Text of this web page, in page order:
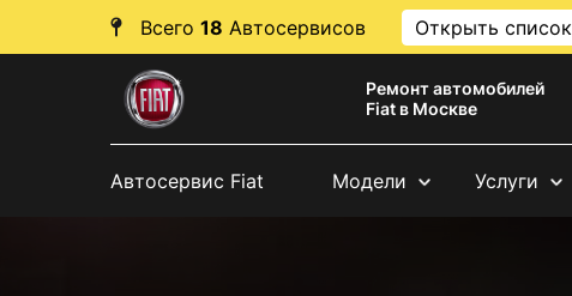
Всего 18 Автосервисов Открыть список
Ремонт автомобилей
Fiat в Москве
Автосервис Fiat Модели Услуги